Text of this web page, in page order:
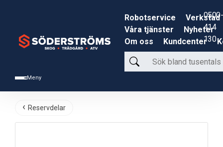
Meny
Robotservice
Verkstad
Våra tjänster
Nyheter
Om oss
Kundcenter
Sök
bland
produkter
0500-
414
130
Reservdelar